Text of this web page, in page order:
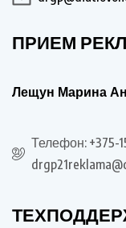
ПРИЕМ
Лещун Марина
Телефон: +375-